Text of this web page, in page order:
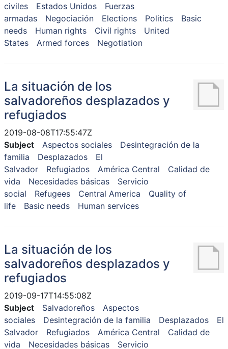
civiles
Estados Unidos
Fuerzas
armadas
Negociación Elections Politics
Basic
needs
Human rights Civil rights
United
States
Armed forces Negotiation
La situación de los
salvadoreños desplazados y
refugiados
2019-08-08T17:55:47Z
Subject
Aspectos sociales
Desintegración de la
familia
Desplazados
El
Salvador
Refugiados América Central
Calidad de
vida
Necesidades básicas
Servicio
social
Refugees Central America
Quality of
life
Basic needs Human services
La situación de los
salvadoreños desplazados y
refugiados
2019-09-17T14:55:08Z
Subject
Salvadoreños
Aspectos
sociales
Desintegración de la familia Desplazados
El
Salvador
Refugiados América Central
Calidad de
vida
Necesidades básicas Servicio